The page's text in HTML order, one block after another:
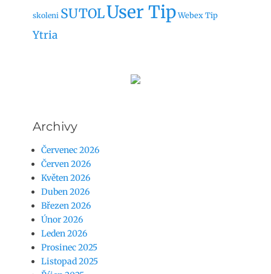
skoleni SUTOLUser TipWebex Tip
Ytria
Archivy
Červenec 2026
Červen 2026
Květen 2026
Duben 2026
Březen 2026
Únor 2026
Leden 2026
Prosinec 2025
Listopad 2025